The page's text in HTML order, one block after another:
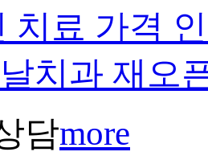
치료 가격
치과 재오
담more